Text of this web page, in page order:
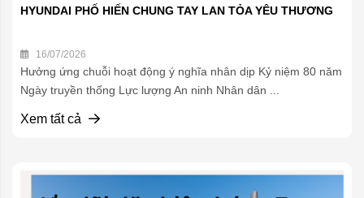
HYUNDAI PHỐ HIẾN CHUNG TAY LAN TỎA YÊU THƯƠNG
16/07/2026
Hưởng ứng chuỗi hoạt động ý nghĩa nhân dịp Kỷ niệm 80 năm
Ngày truyền thống Lực lượng An ninh Nhân dân ...
Xem tất cả